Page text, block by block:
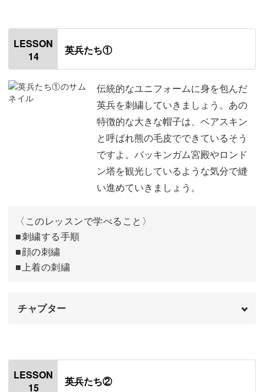
はじめに
境目の刺繍をする
柄の刺繍をする① 04:26
ティーバッグの刺繍をする 14:05
柄の刺繍をする② 17:15
23:11
LESSON
14
英兵たち①
伝統的なユニフォームに身を包んだ
英兵を刺繍していきましょう。あの
特徴的な大きな帽子は、ベアスキン
と呼ばれ熊の毛皮でできているそう
ですよ。バッキンガム宮殿やロンド
ン塔を観光しているような気分で縫
い進めていきましょう。
〈このレッスンで学べること〉
■刺繍する手順
■顔の刺繍
■上着の刺繍
チャプター
はじめに
LESSON
15
英兵たち②